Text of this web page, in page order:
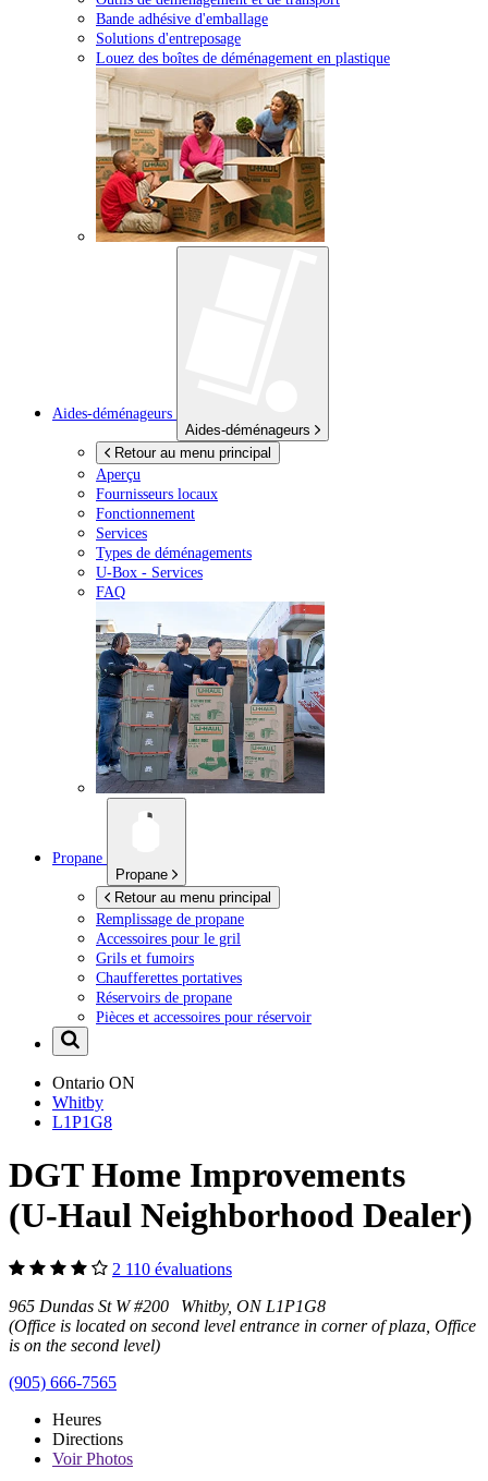
Bande adhésive d'emballage
Solutions d'entreposage
Louez des boîtes de déménagement en plastique
Aides-déménageurs
Aides-déménageurs
Retour au menu principal
Aperçu
Fournisseurs locaux
Fonctionnement
Services
Types de déménagements
U-Box - Services
FAQ
Propane
Propane
Retour au menu principal
Remplissage de propane
Accessoires pour le gril
Grils et fumoirs
Chaufferettes portatives
Réservoirs de propane
Pièces et accessoires pour réservoir
Ontario ON
Whitby
L1P1G8
DGT Home Improvements
(U-Haul Neighborhood Dealer)
2 110 évaluations
965 Dundas St W #200 Whitby, ON L1P1G8
(Office is located on second level entrance in corner of plaza, Office
is on the second level)
(905) 666-7565
Heures
Directions
VoirPhotos